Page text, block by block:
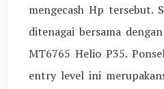
mengecash Hp tersebut.
ditenagai bersama
MT6765 Helio P35.
entry level ini